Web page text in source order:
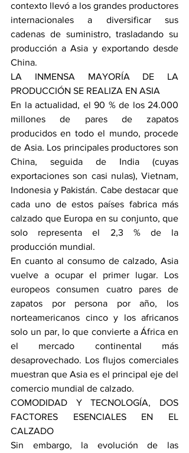
contexto llevó a los grandes productores
internacionales a diversificar sus
cadenas de suministro, trasladando su
producción a Asia y exportando desde
China.
LA INMENSA MAYORÍA DE LA
PRODUCCIÓN SE REALIZA EN ASIA
En la actualidad, el 90 % de los 24.000
millones de pares de zapatos
producidos en todo el mundo, procede
de Asia. Los principales productores son
China, seguida de India (cuyas
exportaciones son casi nulas), Vietnam,
Indonesia y Pakistán. Cabe destacar que
cada uno de estos países fabrica más
calzado que Europa en su conjunto, que
solo representa el 2,3 % de la
producción mundial.
En cuanto al consumo de calzado, Asia
vuelve a ocupar el primer lugar. Los
europeos consumen cuatro pares de
zapatos por persona por año, los
norteamericanos cinco y los africanos
solo un par, lo que convierte a África en
el mercado continental más
desaprovechado. Los flujos comerciales
muestran que Asia es el principal eje del
comercio mundial de calzado.
COMODIDAD Y TECNOLOGÍA, DOS
FACTORES ESENCIALES EN EL
CALZADO
Sin embargo, la evolución de las